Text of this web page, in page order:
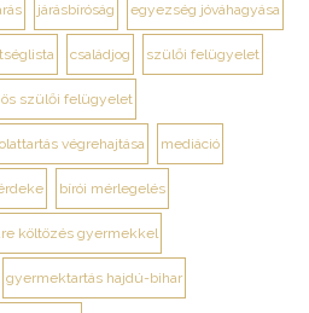
járásbíróság egyezség jóváhagyása
családjog szülői felügyelet
szülői felügyelet
végrehajtása mediáció
bírói mérlegelés
költözés gyermekkel
gyermektartás hajdú-bihar